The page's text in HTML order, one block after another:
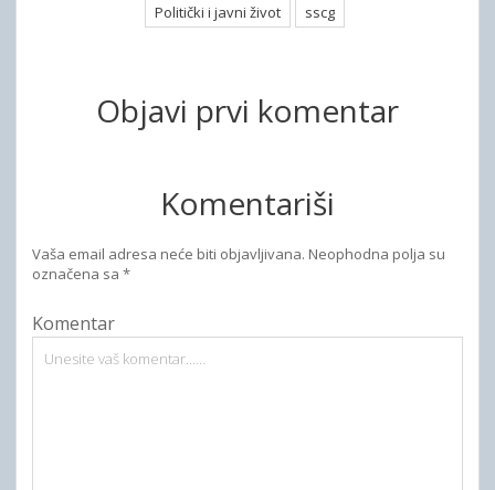
Politički i javni život
sscg
Objavi prvi komentar
Komentariši
Vaša email adresa neće biti objavljivana. Neophodna polja su
označena sa *
Komentar